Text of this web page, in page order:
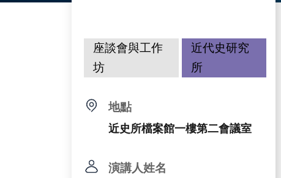
座談會與工作
坊
近代史研究
所
地點
近史所檔案館一樓第二會議室
演講人姓名